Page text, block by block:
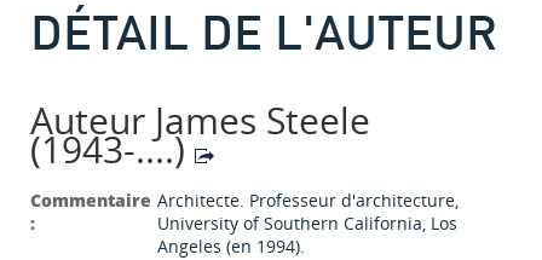
DÉTAIL DE L'AUTEUR
Auteur James Steele
(1943-....)
Commentaire
:
Architecte. Professeur d'architecture,
University of Southern California, Los
Angeles (en 1994).